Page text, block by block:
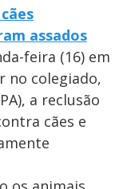
assados
feira (16) em
no colegiado,
a reclusão
cães e